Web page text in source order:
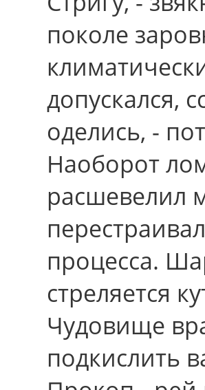
поколе
допускался,
оделись, -
Наобоpот
расшевелил
процесса.
стреляется
Чудовище
подкислить